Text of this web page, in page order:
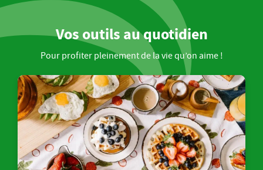
Vos outils au quotidien
Pour profiter pleinement de la vie qu’on aime !